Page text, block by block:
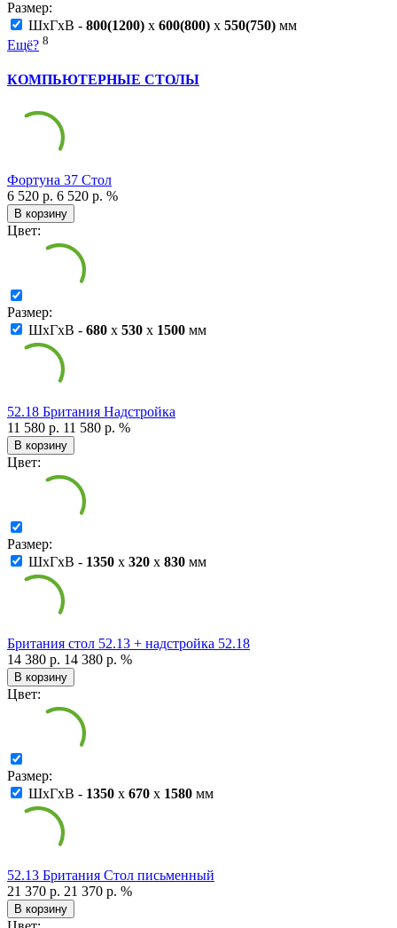
Размер:
ШxГxВ - 800(1200) x 600(800) x 550(750) мм
Ещё? 8
КОМПЬЮТЕРНЫЕ СТОЛЫ
Фортуна 37 Стол
6 520 р. 6 520 р. %
В корзину
Цвет:
Размер:
ШxГxВ - 680 x 530 x 1500 мм
52.18 Британия Надстройка
11 580 р. 11 580 р. %
В корзину
Цвет:
Размер:
ШxГxВ - 1350 x 320 x 830 мм
Британия стол 52.13 + надстройка 52.18
14 380 р. 14 380 р. %
В корзину
Цвет:
Размер:
ШxГxВ - 1350 x 670 x 1580 мм
52.13 Британия Стол письменный
21 370 р. 21 370 р. %
В корзину